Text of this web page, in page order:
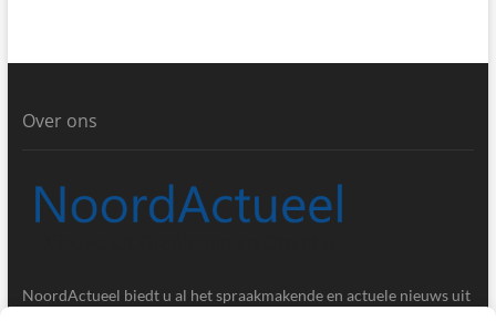
Over ons
NoordActueel biedt u al het spraakmakende en actuele nieuws uit